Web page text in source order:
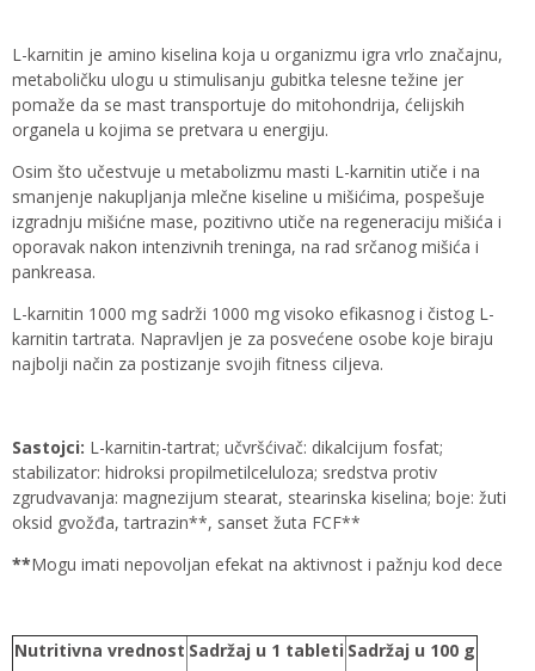
L-karnitin je amino kiselina koja u organizmu igra vrlo značajnu,
metaboličku ulogu u stimulisanju gubitka telesne težine jer
pomaže da se mast transportuje do mitohondrija, ćelijskih
organela u kojima se pretvara u energiju.
Osim što učestvuje u metabolizmu masti L-karnitin utiče i na
smanjenje nakupljanja mlečne kiseline u mišićima, pospešuje
izgradnju mišićne mase, pozitivno utiče na regeneraciju mišića i
oporavak nakon intenzivnih treninga, na rad srčanog mišića i
pankreasa.
L-karnitin 1000 mg sadrži 1000 mg visoko efikasnog i čistog L-
karnitin tartrata. Napravljen je za posvećene osobe koje biraju
najbolji način za postizanje svojih fitness ciljeva.
Sastojci: L-karnitin-tartrat; učvršćivač: dikalcijum fosfat;
stabilizator: hidroksi propilmetilceluloza; sredstva protiv
zgrudvavanja: magnezijum stearat, stearinska kiselina; boje: žuti
oksid gvožđa, tartrazin**, sanset žuta FCF**
**Mogu imati nepovoljan efekat na aktivnost i pažnju kod dece
Nutritivna vrednost Sadržaj u 1 tableti Sadržaj u 100 g